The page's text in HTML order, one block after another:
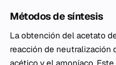
Métodos de síntesis
La obtención del acetato
reacción de neutralización